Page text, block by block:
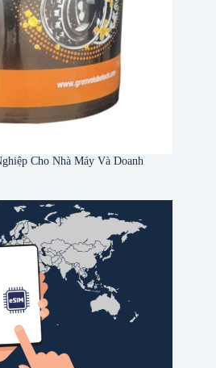
Cho Nhà Máy Và Doanh